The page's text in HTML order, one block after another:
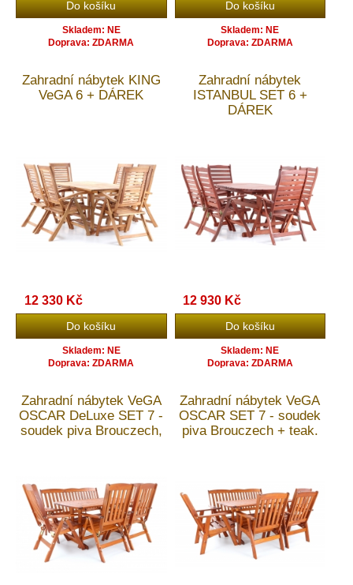
Skladem: NE
Doprava: ZDARMA
Skladem: NE
Doprava: ZDARMA
Zahradní nábytek KING
VeGA 6 + DÁREK
12 330 Kč
Skladem: NE
Doprava: ZDARMA
Zahradní nábytek
ISTANBUL SET 6 +
DÁREK
12 930 Kč
Skladem: NE
Doprava: ZDARMA
Zahradní nábytek VeGA
OSCAR DeLuxe SET 7 -
soudek piva Brouczech,
Zahradní nábytek VeGA
OSCAR SET 7 - soudek
piva Brouczech + teak.